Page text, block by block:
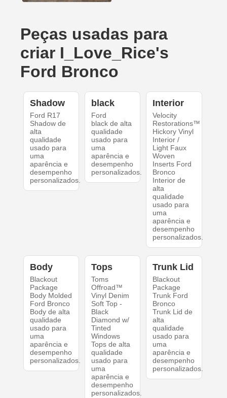
Peças usadas para
criar I_Love_Rice's
Ford Bronco
Shadow
Ford R17
Shadow de
alta
qualidade
usado para
uma
aparência e
desempenho
personalizados.
black
Ford
black de alta
qualidade
usado para
uma
aparência e
desempenho
personalizados.
Interior
Velocity
Restorations™
Hickory Vinyl
Interior /
Light Faux
Woven
Inserts Ford
Bronco
Interior de
alta
qualidade
usado para
uma
aparência e
desempenho
personalizados.
Body
Blackout
Package
Body Molded
Ford Bronco
Body de alta
qualidade
usado para
uma
aparência e
desempenho
personalizados.
Tops
Toms
Offroad™
Vinyl Denim
Soft Top -
Black
Diamond w/
Tinted
Windows
Tops de alta
qualidade
usado para
uma
aparência e
desempenho
personalizados.
Trunk Lid
Blackout
Package
Trunk Ford
Bronco
Trunk Lid de
alta
qualidade
usado para
uma
aparência e
desempenho
personalizados.